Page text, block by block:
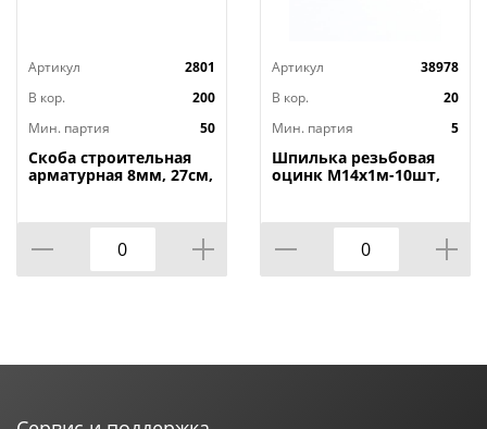
Артикул
2801
В кор.
200
Мин. партия
50
Скоба строительная
арматурная 8мм, 27см,
Артикул
38978
В кор.
20
Мин. партия
5
Шпилька резьбовая
оцинк М14х1м-10шт,